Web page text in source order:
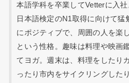
本語学科を卒業してVetterに入社
日本語検定のN1取得に向けて猛
にポジティブで、周囲の人を楽
という性格。趣味は料理や映画
てヨガ。週末は、料理をしたり
ったり市内をサイクリングした